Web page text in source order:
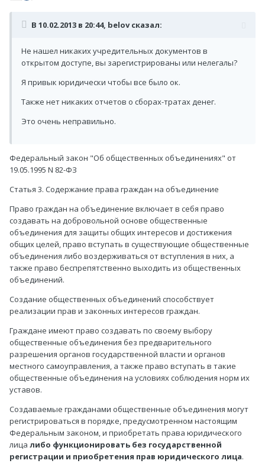
В 10.02.2013 в 20:44, belov сказал:
Не нашел никаких учредительных документов в
открытом доступе, вы зарегистрированы или нелегалы?
Я привык юридически чтобы все было ок.
Также нет никаких отчетов о сборах-тратах денег.
Это очень неправильно.
Федеральный закон "Об общественных объединениях" от
19.05.1995 N 82-ФЗ
Статья 3. Содержание права граждан на объединение
Право граждан на объединение включает в себя право
создавать на добровольной основе общественные
объединения для защиты общих интересов и достижения
общих целей, право вступать в существующие общественные
объединения либо воздерживаться от вступления в них, а
также право беспрепятственно выходить из общественных
объединений.
Создание общественных объединений способствует
реализации прав и законных интересов граждан.
Граждане имеют право создавать по своему выбору
общественные объединения без предварительного
разрешения органов государственной власти и органов
местного самоуправления, а также право вступать в такие
общественные объединения на условиях соблюдения норм их
уставов.
Создаваемые гражданами общественные объединения могут
регистрироваться в порядке, предусмотренном настоящим
Федеральным законом, и приобретать права юридического
лица либо функционировать без государственной
регистрации и приобретения прав юридического лица.